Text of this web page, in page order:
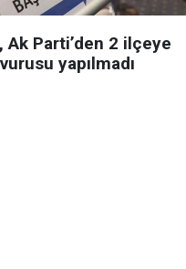
Ak Parti’den 2 ilçeye
yapılmadı